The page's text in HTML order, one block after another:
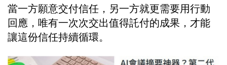
當一方願意交付信任，另一方就更需要用行動
回應，唯有一次次交出值得託付的成果，才能
讓這份信任持續循環。